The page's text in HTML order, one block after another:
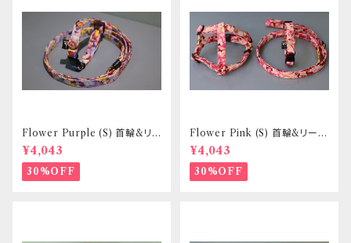
Flower Purple (S) 首輪&リ
ードセット _ 小型犬・小柄な中
型犬向き _ フントヒュッテオリジ
ナル
¥4,043
30%OFF
Flower Pink (S) 首輪&リード
セット _ 小型犬・小柄な中型犬
向き _ フントヒュッテオリジナル
¥4,043
30%OFF